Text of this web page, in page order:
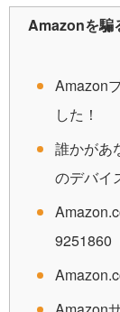
Amazonを騙
Amazon
した！
誰かがあ
のデバイ
9251860